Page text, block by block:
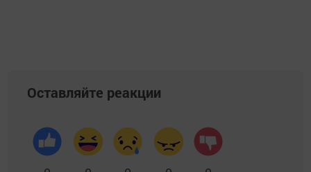
Оставляйте реакции